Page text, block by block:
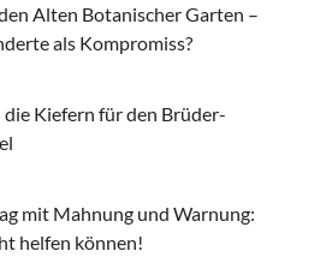
Alten Botanischer Garten –
als Kompromiss?
Kiefern für den Brüder-
mit Mahnung und Warnung:
helfen können!